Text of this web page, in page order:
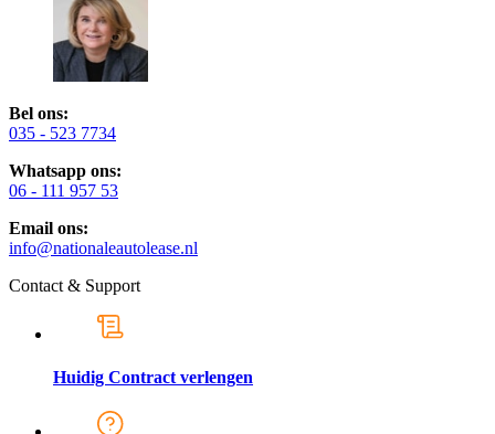
Bel ons:
035 - 523 7734
Whatsapp ons:
06 - 111 957 53
Email ons:
info@nationaleautolease.nl
Contact & Support
Huidig Contract verlengen